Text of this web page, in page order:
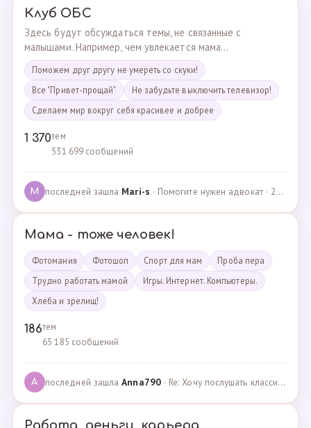
Клуб ОБС
Здесь будут обсуждаться темы, не связанные с
малышами. Например, чем увлекается мама...
Поможем друг другу не умереть со скуки!
Все "Привет-прощай"
Не забудьте выключить телевизор!
Сделаем мир вокруг себя красивее и добрее
1 370тем
531 699 сообщений
M последней зашла Mari-s · Помогите нужен адвокат · 24.04.2025
Мама - тоже человек!
Фотомания Фотошоп Спорт для мам
Проба пера
Трудно работать мамой
Игры. Интернет. Компьютеры.
Хлеба и зрелищ!
186тем
65 185 сообщений
A последней зашлаAnna790· Re: Хочу послушать классику · 22.03.2025
Работа, деньги, карьера